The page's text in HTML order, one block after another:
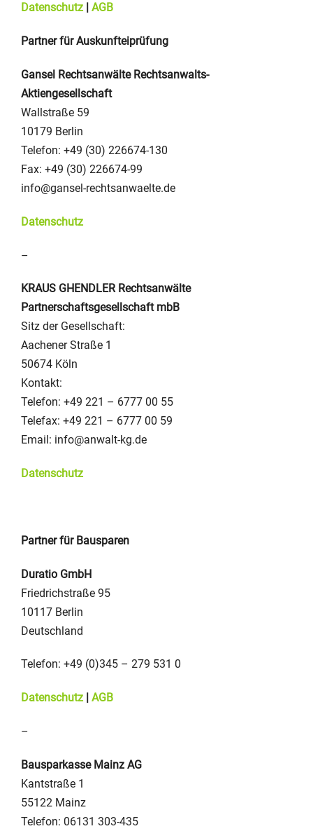
Datenschutz AGB
Partner für Auskunfteiprüfung
Gansel Rechtsanwälte Rechtsanwalts-
Aktiengesellschaft
Wallstraße 59
10179 Berlin
Telefon: +49 (30) 226674-130
Fax: +49 (30) 226674-99
info@gansel-rechtsanwaelte.de
Datenschutz
–
KRAUS GHENDLER Rechtsanwälte
Partnerschaftsgesellschaft mbB
Sitz der Gesellschaft:
Aachener Straße 1
50674 Köln
Kontakt:
Telefon: +49 221 – 6777 00 55
Telefax: +49 221 – 6777 00 59
Email: info@anwalt-kg.de
Datenschutz
Partner für Bausparen
Duratio GmbH
Friedrichstraße 95
10117 Berlin
Deutschland
Telefon: +49 (0)345 – 279 531 0
Datenschutz | AGB
–
Bausparkasse Mainz AG
Kantstraße 1
55122 Mainz
Telefon: 06131 303-435